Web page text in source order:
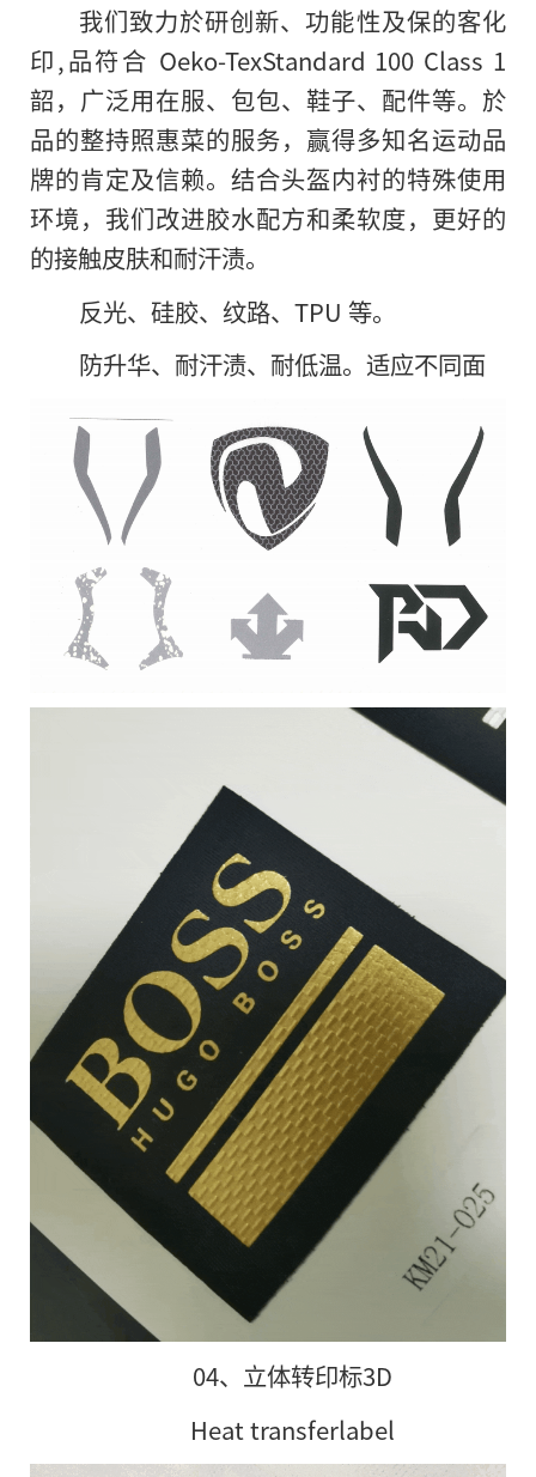
我们致力於研创新、功能性及保的客化
印,品符合 Oeko-TexStandard 100 Class 1
韶，广泛用在服、包包、鞋子、配件等。於
品的整持照惠菜的服务，赢得多知名运动品
牌的肯定及信赖。结合头盔内衬的特殊使用
环境，我们改进胶水配方和柔软度，更好的
的接触皮肤和耐汗渍。
反光、硅胶、纹路、TPU 等。
防升华、耐汗渍、耐低温。适应不同面
04、立体转印标3D
Heat transferlabel